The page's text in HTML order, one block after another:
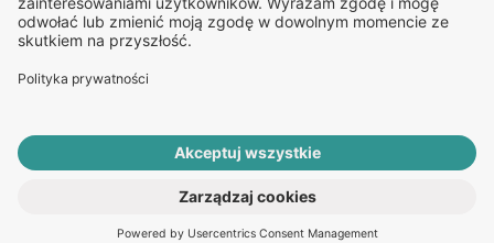
ROZPOCZNIJ E-KONSULTACJĘ
podmiotem leczniczym w rozumieniu ustawy z dnia 15
kwietnia 2011 roku o działalności leczniczej, wpisanym do
rejestru podmiotów wykonujących działalność leczniczą pod
numerem: 000000229172.